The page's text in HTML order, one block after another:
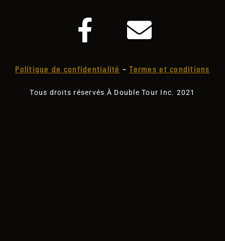
Politique de confidentialité –Termes et conditions
Tous droits réservés À Double Tour Inc. 2021